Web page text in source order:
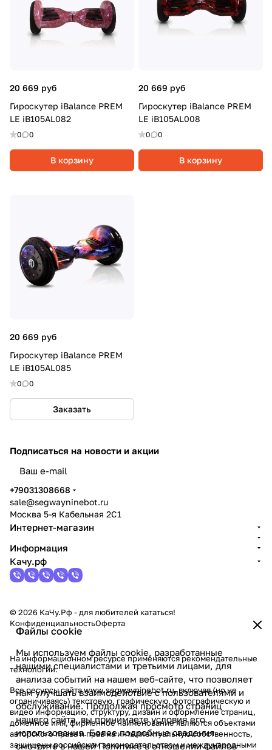
20 669 руб
Гироскутер iBalance PREM
LE iB105AL082
0 0
В корзину
20 669 руб
Гироскутер iBalance PREM
LE iB105AL008
0 0
В корзину
20 669 руб
Гироскутер iBalance PREM
LE iB105AL085
0 0
Заказать
Файлы cookie
Мы используем файлы cookie, разработанные
нашими специалистами и третьими лицами, для
анализа событий на нашем веб-сайте, что позволяет
нам улучшать взаимодействие с пользователями и
обслуживание. Продолжая просмотр страниц
нашего сайта, вы принимаете условия его
использования. Более подробные сведения
смотрите в нашейПолитике в отношении файлов
Подписаться на новости и акции
+79031308668
sale@segwayninebot.ru
Москва 5-я Кабельная 2С1
Интернет-магазин
Информация
Качу.рф
© 2026 КаЧу.Рф - для любителей кататься!
КонфиденциальностьОферта
На информационном ресурсе применяютсярекомендательные
технологии.
Все ресурсы сайта www.segwayninebot.ru, включая (но не
ограничиваясь) текстовую, графическую, фотографическую и
видео информацию, структуру, дизайн и оформление страниц,
доменное имя, фирменное наименование являются объектами
авторского права и прав на интеллектуальную собственность,
защищены российским законодательством и международными